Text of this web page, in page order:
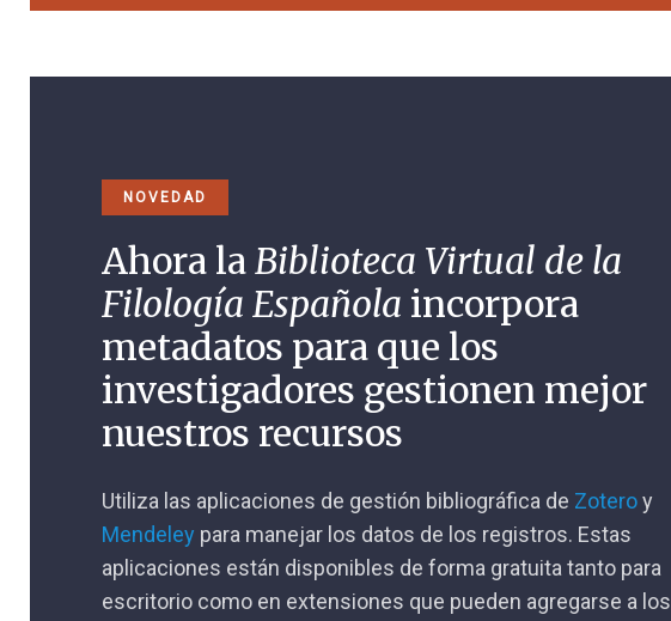
NOVEDAD
Ahora laBiblioteca Virtual de la
Filología Española incorpora
metadatos para que los
investigadores gestionen mejor
nuestros recursos
Utiliza las aplicaciones de gestión bibliográfica de Zoteroy
Mendeley para manejar los datos de los registros. Estas
aplicaciones están disponibles de forma gratuita tanto para
escritorio como en extensiones que pueden agregarse a los